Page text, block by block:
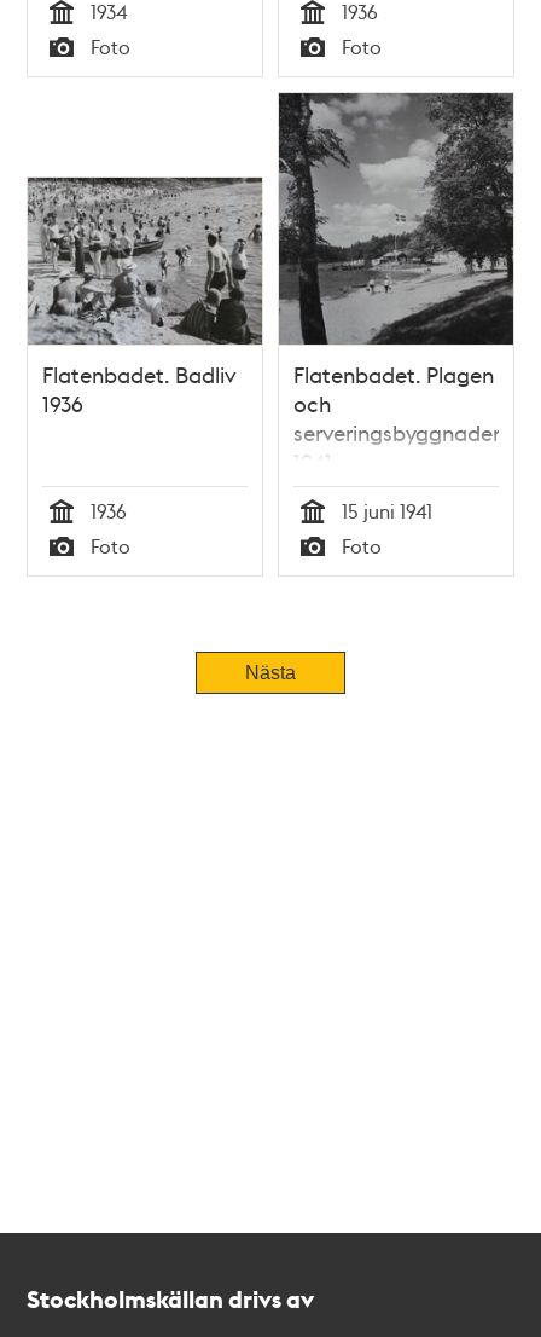
Tid
1934
Typ
Foto Tid
1936
Typ
Foto
Flatenbadet. Badliv
1936
Tid
1936
Typ
Foto
Flatenbadet. Plagen
och
serveringsbyggnaden
1941
Tid
15 juni 1941
Typ
Foto
Nästa
Stockholmskällan drivs av